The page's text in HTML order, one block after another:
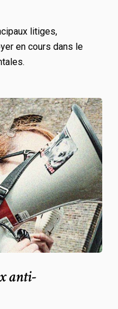
litiges,
en cours dans le
anti-